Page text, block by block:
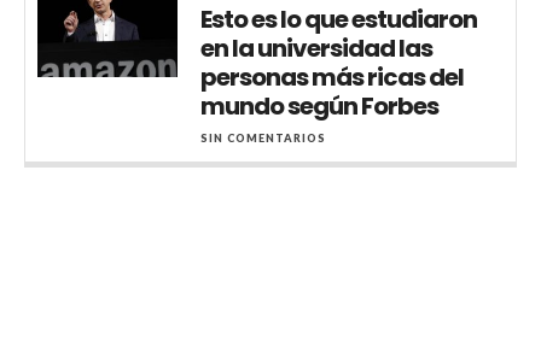
Esto es lo que estudiaron
en la universidad las
personas más ricas del
mundo según Forbes
SIN COMENTARIOS